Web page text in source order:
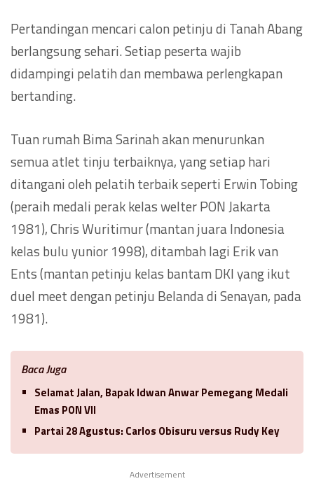
Pertandingan mencari calon petinju di Tanah Abang
berlangsung sehari. Setiap peserta wajib
didampingi pelatih dan membawa perlengkapan
bertanding.
Tuan rumah Bima Sarinah akan menurunkan
semua atlet tinju terbaiknya, yang setiap hari
ditangani oleh pelatih terbaik seperti Erwin Tobing
(peraih medali perak kelas welter PON Jakarta
1981), Chris Wuritimur (mantan juara Indonesia
kelas bulu yunior 1998), ditambah lagi Erik van
Ents (mantan petinju kelas bantam DKI yang ikut
duel meet dengan petinju Belanda di Senayan, pada
1981).
Baca Juga
Selamat Jalan, Bapak Idwan Anwar Pemegang Medali
Emas PON VII
Partai 28 Agustus: Carlos Obisuru versus Rudy Key
Advertisement